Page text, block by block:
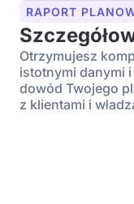
RAPORT
Otrzymujesz
istotnymi danymi
dowód Twojego
z klientami i